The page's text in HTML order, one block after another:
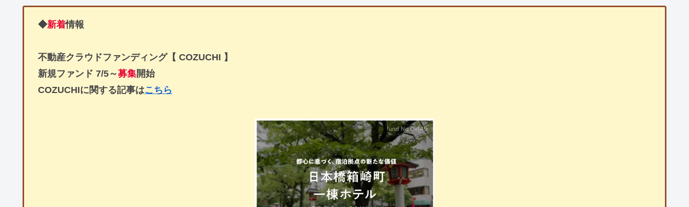
を解説。
◆新着情報
不動産クラウドファンディング【 COZUCHI 】
新規ファンド 7/5～募集開始
COZUCHIに関する記事はこちら